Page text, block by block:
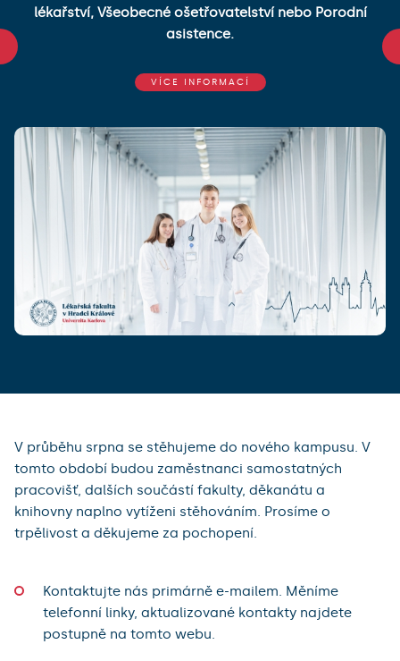
lékařství, Všeobecné ošetřovatelství nebo Porodní
asistence.
VÍCE INFORMACÍ
V průběhu srpna se stěhujeme do nového kampusu. V
tomto období budou zaměstnanci samostatných
pracovišť, dalších součástí fakulty, děkanátu a
knihovny naplno vytíženi stěhováním. Prosíme o
trpělivost a děkujeme za pochopení.
Kontaktujte nás primárně e-mailem. Měníme
telefonní linky, aktualizované kontakty najdete
postupně na tomto webu.